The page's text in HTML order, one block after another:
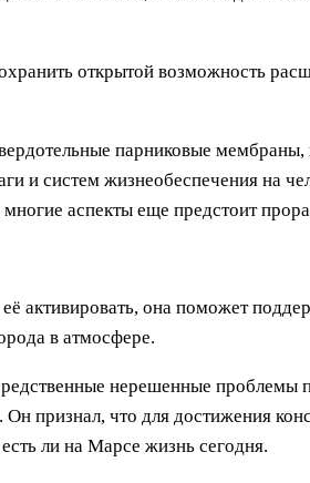
открытой возможность
парниковые
и систем жизнеобеспечения на
аспекты еще предстоит
активировать, она поможет
в атмосфере.
нерешенные проблемы
признал, что для достижения
ли на Марсе жизнь сегодня.